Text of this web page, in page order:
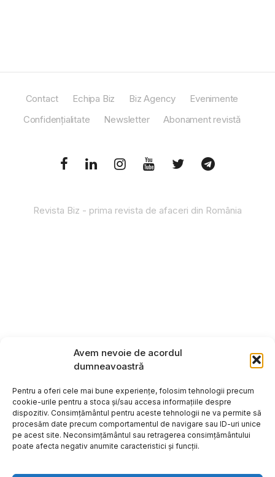
Avem nevoie de acordul
dumneavoastră
Pentru a oferi cele mai bune experiențe, folosim tehnologii precum
cookie-urile pentru a stoca și/sau accesa informațiile despre
dispozitiv. Consimțământul pentru aceste tehnologii ne va permite să
procesăm date precum comportamentul de navigare sau ID-uri unice
pe acest site. Neconsimțământul sau retragerea consimțământului
poate afecta negativ anumite caracteristici și funcții.
Contact Echipa Biz Biz Agency
Evenimente
Confidențialitate
Newsletter Abonament revistă
Revista Biz - prima revista de afaceri din România